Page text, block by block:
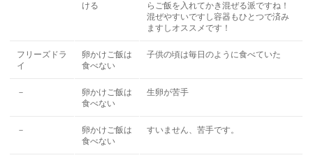
ける
らご飯を入れてかき混ぜる派ですね！
混ぜやすいですし容器もひとつで済み
ますしオススメです！
フリーズドラ
イ
卵かけご飯は
食べない
子供の頃は毎日のように食べていた
－
卵かけご飯は
食べない
生卵が苦手
－
卵かけご飯は
食べない
すいません、苦手です。